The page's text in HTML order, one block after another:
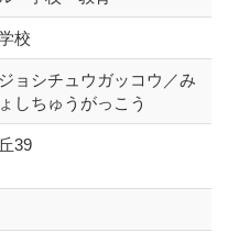
校
ョシチュウガッコウ／み
しちゅうがっこう
39